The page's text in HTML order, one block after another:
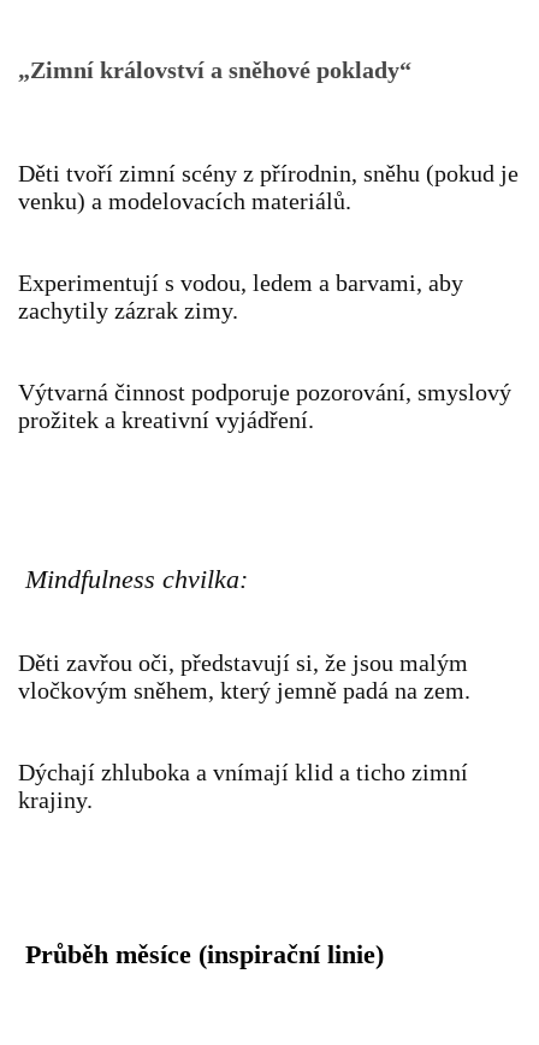
MONTESSORI AKTIVITA
KALENDÁŘ PRO DĚTI
STÁTNÍ SVÁTKY
DUŠIČKY
„Zimní království a sněhové poklady“
Děti tvoří zimní scény z přírodnin, sněhu (pokud je
venku) a modelovacích materiálů.
Experimentují s vodou, ledem a barvami, aby
zachytily zázrak zimy.
Výtvarná činnost podporuje pozorování, smyslový
prožitek a kreativní vyjádření.
Mindfulness chvilka:
Děti zavřou oči, představují si, že jsou malým
vločkovým sněhem, který jemně padá na zem.
Dýchají zhluboka a vnímají klid a ticho zimní
krajiny.
Průběh měsíce (inspirační linie)